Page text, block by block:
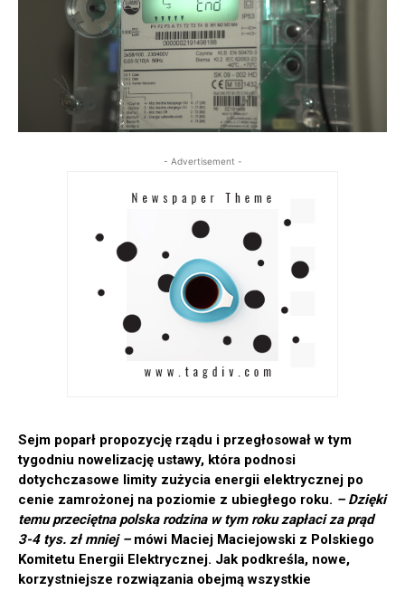
- Advertisement -
Sejm poparł propozycję rządu i przegłosował w tym
tygodniu nowelizację ustawy, która podnosi
dotychczasowe limity zużycia energii elektrycznej po
cenie zamrożonej na poziomie z ubiegłego roku. – Dzięki
temu przeciętna polska rodzina w tym roku zapłaci za prąd
3-4 tys. zł mniej –mówi Maciej Maciejowski z Polskiego
Komitetu Energii Elektrycznej. Jak podkreśla, nowe,
korzystniejsze rozwiązania obejmą wszystkie